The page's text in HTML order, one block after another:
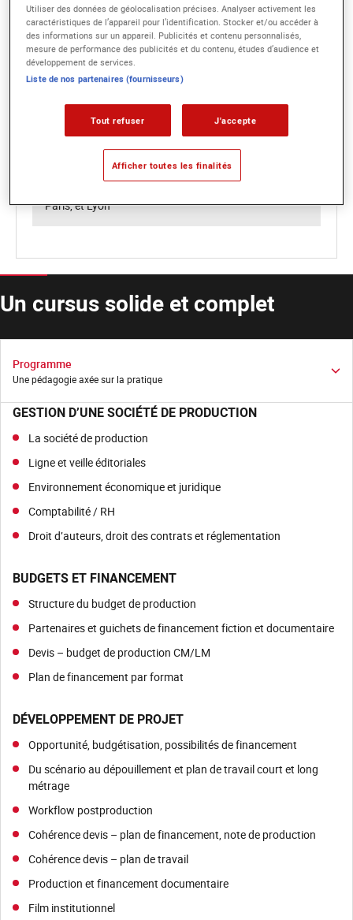
Bachelor 3 Chargé de production
Prochaine rentrée :
Septembre 2026
Niveau d'entrée :
Bac+2 dans le domaine de l'audiovisuel
Paris, et Lyon
Un cursus solide et complet
Programme
Une pédagogie axée sur la pratique
GESTION D’UNE SOCIÉTÉ DE PRODUCTION
La société de production
Ligne et veille éditoriales
Environnement économique et juridique
Comptabilité / RH
Droit d’auteurs, droit des contrats et réglementation
BUDGETS ET FINANCEMENT
Structure du budget de production
Partenaires et guichets de financement fiction et documentaire
Devis – budget de production CM/LM
Plan de financement par format
DÉVELOPPEMENT DE PROJET
Opportunité, budgétisation, possibilités de financement
Du scénario au dépouillement et plan de travail court et long
métrage
Workflow postproduction
Cohérence devis – plan de financement, note de production
Cohérence devis – plan de travail
Production et financement documentaire
Film institutionnel
Utiliser des données de géolocalisation précises. Analyser activement les
caractéristiques de l’appareil pour l’identification. Stocker et/ou accéder à
des informations sur un appareil. Publicités et contenu personnalisés,
mesure de performance des publicités et du contenu, études d’audience et
développement de services.
Liste de nos partenaires (fournisseurs)
Tout refuser J'accepte
Afficher toutes les finalités